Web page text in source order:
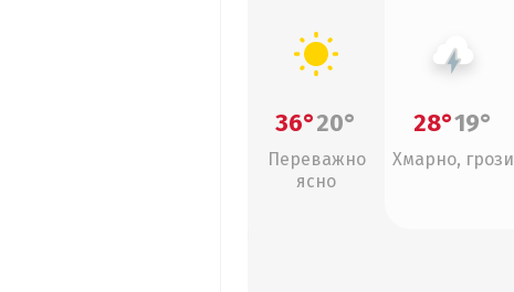
36°20°
Переважно
ясно
28°19°
Хмарно, грози